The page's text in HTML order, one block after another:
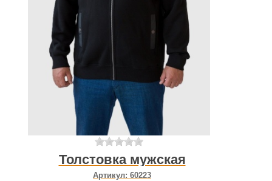
Толстовка мужская
Артикул: 60223